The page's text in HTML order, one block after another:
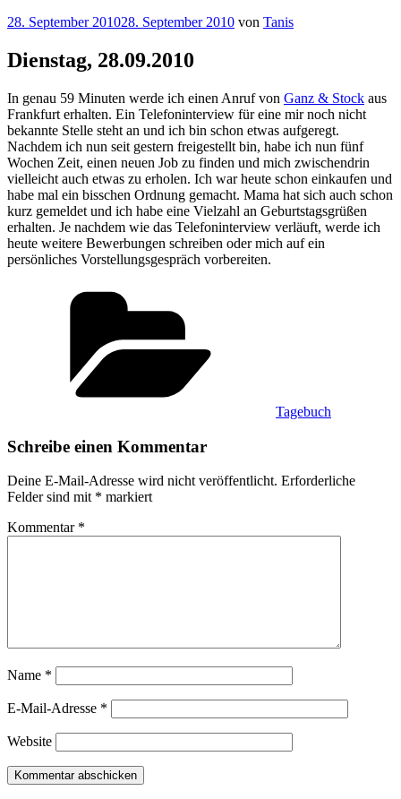
Veröffentlicht
28. September 201028. September 2010 von Tanis
Dienstag, 28.09.2010
In genau 59 Minuten werde ich einen Anruf von Ganz & Stock aus
Frankfurt erhalten. Ein Telefoninterview für eine mir noch nicht
bekannte Stelle steht an und ich bin schon etwas aufgeregt.
Nachdem ich nun seit gestern freigestellt bin, habe ich nun fünf
Wochen Zeit, einen neuen Job zu finden und mich zwischendrin
vielleicht auch etwas zu erholen. Ich war heute schon einkaufen und
habe mal ein bisschen Ordnung gemacht. Mama hat sich auch schon
kurz gemeldet und ich habe eine Vielzahl an Geburtstagsgrüßen
erhalten. Je nachdem wie das Telefoninterview verläuft, werde ich
heute weitere Bewerbungen schreiben oder mich auf ein
persönliches Vorstellungsgespräch vorbereiten.
Tagebuch
Schreibe einen Kommentar
Deine E-Mail-Adresse wird nicht veröffentlicht. Erforderliche
Felder sind mit * markiert
Kommentar *
Name *
E-Mail-Adresse *
Website